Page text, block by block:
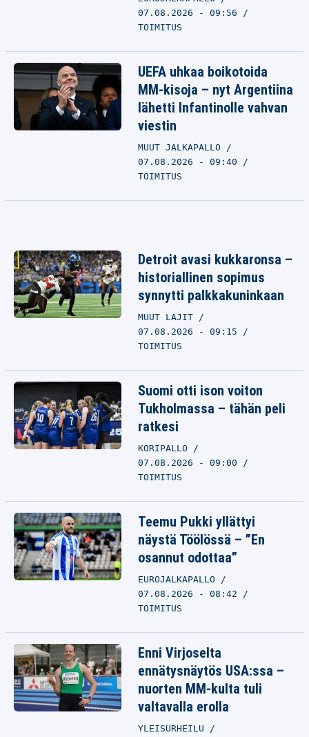
07.08.2026 - 09:56
TOIMITUS
UEFA uhkaa boikotoida
MM-kisoja – nyt Argentiina
lähetti Infantinolle vahvan
viestin
MUUT JALKAPALLO
07.08.2026 - 09:40
TOIMITUS
Detroit avasi kukkaronsa –
historiallinen sopimus
synnytti palkkakuninkaan
MUUT LAJIT
07.08.2026 - 09:15
TOIMITUS
Suomi otti ison voiton
Tukholmassa – tähän peli
ratkesi
KORIPALLO
07.08.2026 - 09:00
TOIMITUS
Teemu Pukki yllättyi
näystä Töölössä – ”En
osannut odottaa”
EUROJALKAPALLO
07.08.2026 - 08:42
TOIMITUS
Enni Virjoselta
ennätysnäytös USA:ssa –
nuorten MM-kulta tuli
valtavalla erolla
YLEISURHEILU